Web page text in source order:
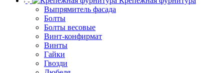
Выпрямитель фасада
Болты
Болты весовые
Винт-конфирмат
Винты
Гайки
Гвозди